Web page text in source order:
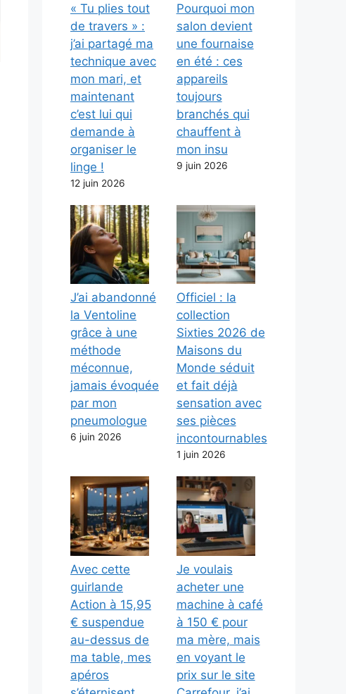
« Tu plies tout
de travers » :
j’ai partagé ma
technique avec
mon mari, et
maintenant
c’est lui qui
demande à
organiser le
linge !
12 juin 2026
Pourquoi mon
salon devient
une fournaise
en été : ces
appareils
toujours
branchés qui
chauffent à
mon insu
9 juin 2026
J’ai abandonné
la Ventoline
grâce à une
méthode
méconnue,
jamais évoquée
par mon
pneumologue
6 juin 2026
Officiel : la
collection
Sixties 2026 de
Maisons du
Monde séduit
et fait déjà
sensation avec
ses pièces
incontournables
1 juin 2026
Avec cette
guirlande
Action à 15,95
€ suspendue
au-dessus de
ma table, mes
apéros
Je voulais
acheter une
machine à café
à 150 € pour
ma mère, mais
en voyant le
prix sur le site